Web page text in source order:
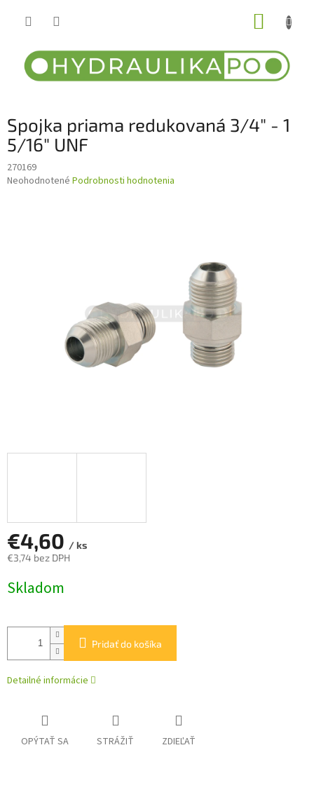
Spojka priama redukovaná 3/4" - 1
5/16" UNF
270169
Priemerné
Neohodnotené Podrobnosti hodnotenia
€4,60 / ks
€3,74 bez DPH
cena:
Skladom
Pridať do košíka
Detailné informácie
OPÝTAŤ SA STRÁŽIŤ ZDIEĽAŤ